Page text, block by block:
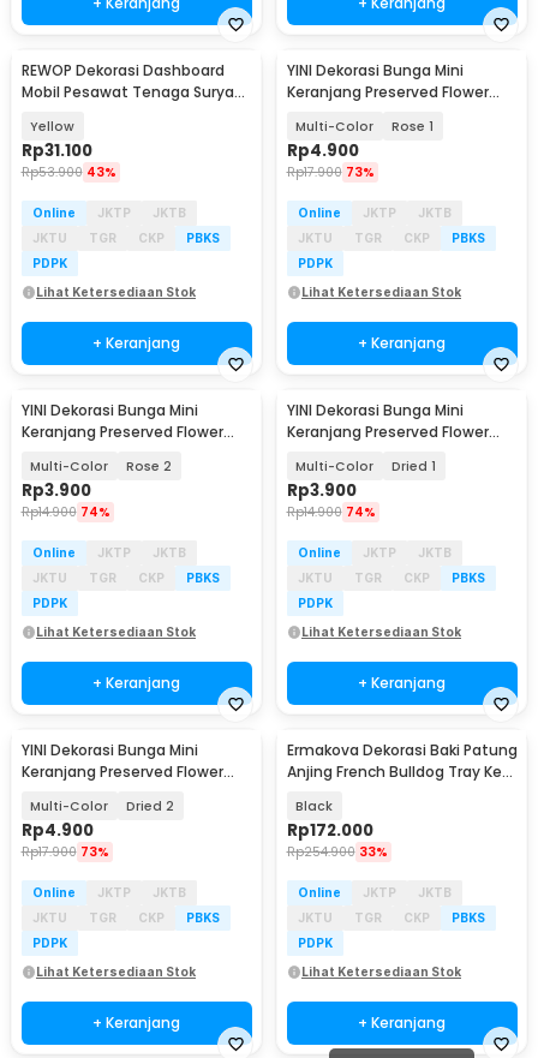
REWOP Dekorasi Dashboard
Mobil Pesawat Tenaga Surya
Yellow
Rp31.100
Rp53.900 43%
Online JKTP
JKTB
JKTU
TGR CKP
PBKS
PDPK
Lihat Ketersediaan Stok
+ Keranjang
YINI Dekorasi Bunga Mini
Keranjang Preserved Flower
Multi-Color Rose 1
Rp4.900
Rp17.900 73%
Online JKTP
JKTB
JKTU
TGR CKP
PBKS
PDPK
Lihat Ketersediaan Stok
+ Keranjang
YINI Dekorasi Bunga Mini
Keranjang Preserved Flower
Multi-Color Rose 2
Rp3.900
Rp14.900 74%
Online JKTP
JKTB
JKTU
TGR CKP
PBKS
PDPK
Lihat Ketersediaan Stok
+ Keranjang
YINI Dekorasi Bunga Mini
Keranjang Preserved Flower
Multi-Color Dried 1
Rp3.900
Rp14.900 74%
Online JKTP
JKTB
JKTU
TGR CKP
PBKS
PDPK
Lihat Ketersediaan Stok
+ Keranjang
YINI Dekorasi Bunga Mini
Keranjang Preserved Flower
Multi-Color Dried 2
Rp4.900
Rp17.900 73%
Online JKTP
JKTB
JKTU
TGR CKP
PBKS
PDPK
Lihat Ketersediaan Stok
+ Keranjang
Ermakova Dekorasi Baki Patung
Anjing French Bulldog Tray Key
Black
Rp172.000
Rp254.900 33%
Online JKTP
JKTB
JKTU
TGR CKP
PBKS
PDPK
Lihat Ketersediaan Stok
+ Keranjang